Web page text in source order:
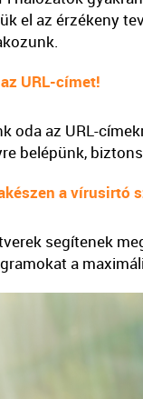
el az érzékeny
URL-címet!
oda az URL-
belépünk,
a vírusirtó
segítenek
a